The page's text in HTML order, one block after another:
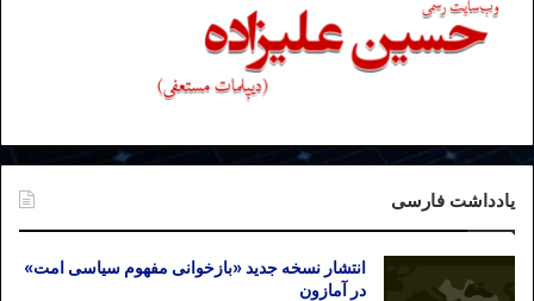
یادداشت فارسی
انتشار نسخه جدید «بازخوانی مفهوم سیاسی امت»
در آمازون